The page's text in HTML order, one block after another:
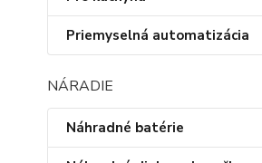
Priemyselná automatizácia
NÁRADIE
Náhradné batérie